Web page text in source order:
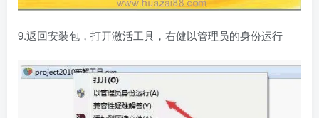
9.返回安装包，打开激活工具，右健以管理员的身份运行